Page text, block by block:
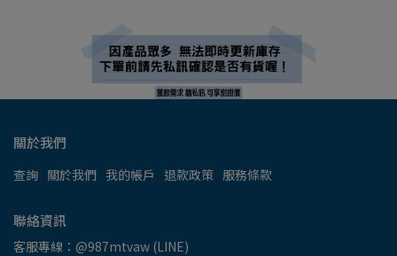
關於我們
查詢 關於我們 我的帳戶 退款政策 服務條款
聯絡資訊
客服專線：@987mtvaw (LINE)